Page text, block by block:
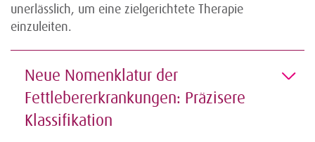
unerlässlich, um eine zielgerichtete Therapie
einzuleiten.
Neue Nomenklatur der
Fettlebererkrankungen: Präzisere
Klassifikation